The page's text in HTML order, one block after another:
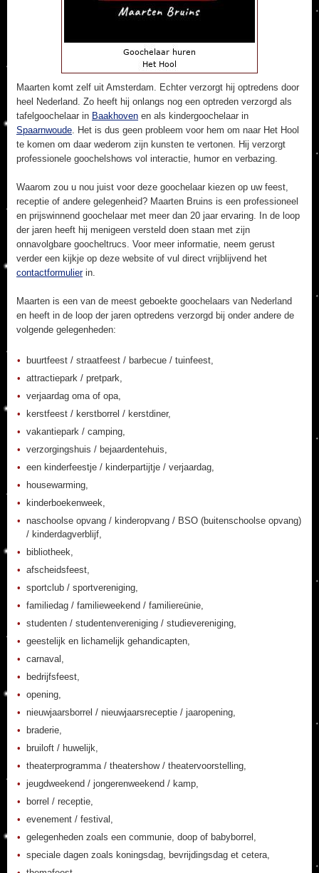
Maarten komt zelf uit Amsterdam. Echter verzorgt hij optredens door
heel Nederland. Zo heeft hij onlangs nog een optreden verzorgd als
tafelgoochelaar in Baakhoven en als kindergoochelaar in
Spaarnwoude. Het is dus geen probleem voor hem om naar Het Hool
te komen om daar wederom zijn kunsten te vertonen. Hij verzorgt
professionele goochelshows vol interactie, humor en verbazing.
Waarom zou u nou juist voor deze goochelaar kiezen op uw feest,
receptie of andere gelegenheid? Maarten Bruins is een professioneel
en prijswinnend goochelaar met meer dan 20 jaar ervaring. In de loop
der jaren heeft hij menigeen versteld doen staan met zijn
onnavolgbare goocheltrucs. Voor meer informatie, neem gerust
verder een kijkje op deze website of vul direct vrijblijvend het
contactformulierin.
Maarten is een van de meest geboekte goochelaars van Nederland
en heeft in de loop der jaren optredens verzorgd bij onder andere de
volgende gelegenheden:
buurtfeest / straatfeest / barbecue / tuinfeest,
attractiepark / pretpark,
verjaardag oma of opa,
kerstfeest / kerstborrel / kerstdiner,
vakantiepark / camping,
verzorgingshuis / bejaardentehuis,
een kinderfeestje / kinderpartijtje / verjaardag,
housewarming,
kinderboekenweek,
naschoolse opvang / kinderopvang / BSO (buitenschoolse opvang)
/ kinderdagverblijf,
bibliotheek,
afscheidsfeest,
sportclub / sportvereniging,
familiedag / familieweekend / familiereünie,
studenten / studentenvereniging / studievereniging,
geestelijk en lichamelijk gehandicapten,
carnaval,
bedrijfsfeest,
opening,
nieuwjaarsborrel / nieuwjaarsreceptie / jaaropening,
braderie,
bruiloft / huwelijk,
theaterprogramma / theatershow / theatervoorstelling,
jeugdweekend / jongerenweekend / kamp,
borrel / receptie,
evenement / festival,
gelegenheden zoals een communie, doop of babyborrel,
speciale dagen zoals koningsdag, bevrijdingsdag et cetera,